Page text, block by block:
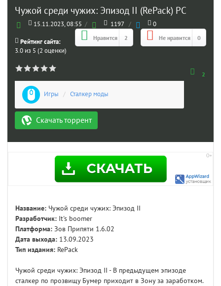
Чужой среди чужих: Эпизод II (RePack) PC
15.11.2023, 08:55 / 1197 / 0
Нравится 2 Не нравится 0
Рейтинг сайта:
3.0 из 5 (2 оценки)
2
Игры / Сталкер моды
Скачать торрент
Название: Чужой cреди чужих: Эпизод II
Разработчик: It's boomer
Платформа: Зов Припяти 1.6.02
Дата выхода: 13.09.2023
Тип издания: RePack
Чужой среди чужих: Эпизод II - В предыдущем эпизоде
сталкер по прозвищу Бумер приходит в Зону за заработком.